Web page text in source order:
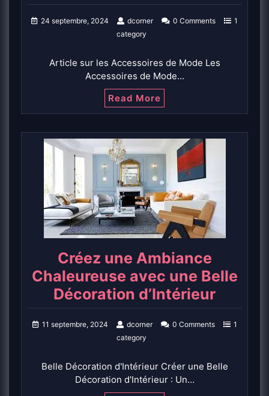
24 septembre, 2024 dcorner 0 Comments
1
category
Article sur les Accessoires de Mode Les
Accessoires de Mode…
Read More
Créez une Ambiance
Chaleureuse avec une Belle
Décoration d’Intérieur
11 septembre, 2024 dcorner 0 Comments
1
category
Belle Décoration d'Intérieur Créer une Belle
Décoration d'Intérieur : Un…